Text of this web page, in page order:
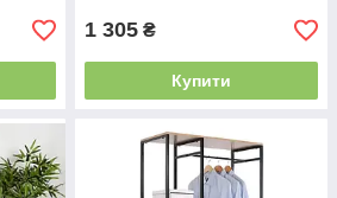
1 305 ₴
Купити